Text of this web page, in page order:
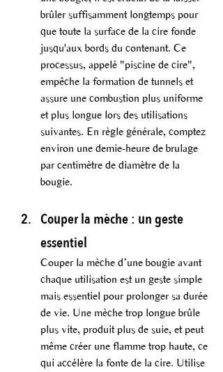
brûler suffisamment longtemps pour
que toute la surface de la cire fonde
jusqu'aux bords du contenant. Ce
processus, appelé "piscine de cire",
empêche la formation de tunnels et
assure une combustion plus uniforme
et plus longue lors des utilisations
suivantes. En règle générale, comptez
environ une demie-heure de brulage
par centimètre de diamètre de la
bougie.
Couper la mèche : un geste
essentiel
Couper la mèche d’une bougie avant
chaque utilisation est un geste simple
mais essentiel pour prolonger sa durée
de vie. Une mèche trop longue brûle
plus vite, produit plus de suie, et peut
même créer une flamme trop haute, ce
qui accélère la fonte de la cire. Utilise